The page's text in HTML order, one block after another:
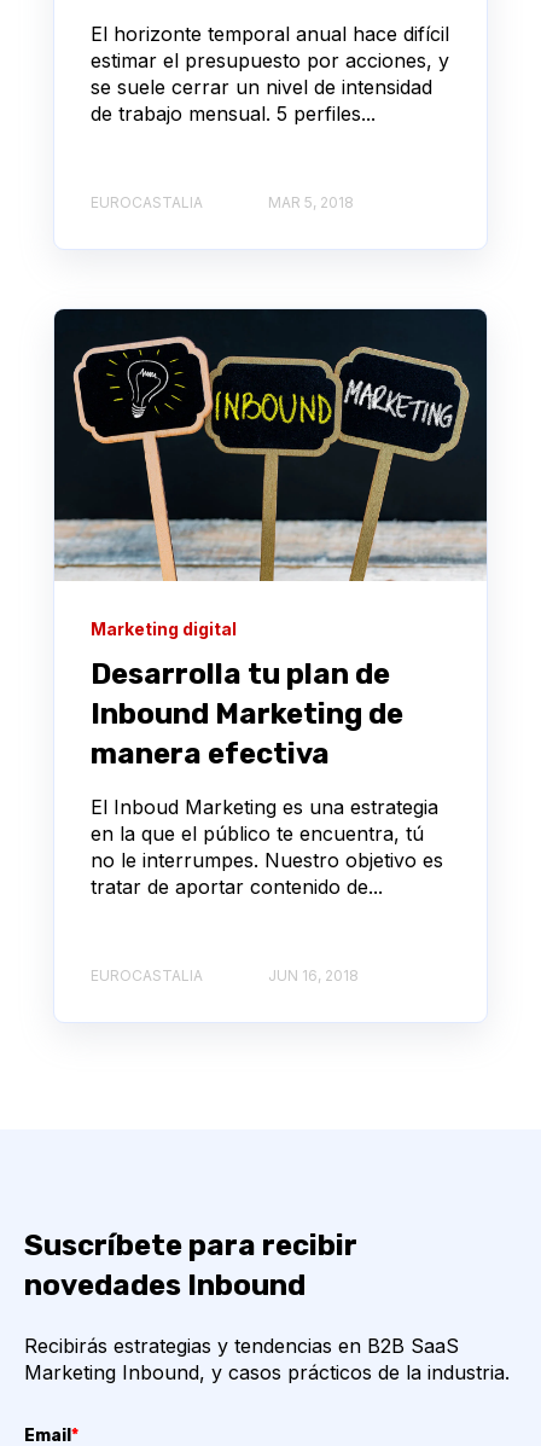
El horizonte temporal anual hace difícil
estimar el presupuesto por acciones, y
se suele cerrar un nivel de intensidad
de trabajo mensual. 5 perfiles...
EUROCASTALIA MAR 5, 2018
Marketing digital
Desarrolla tu plan de
Inbound Marketing de
manera efectiva
El Inboud Marketing es una estrategia
en la que el público te encuentra, tú
no le interrumpes. Nuestro objetivo es
tratar de aportar contenido de...
EUROCASTALIA JUN 16, 2018
Suscríbete para recibir
novedades Inbound
Recibirás estrategias y tendencias en B2B SaaS
Marketing Inbound, y casos prácticos de la industria.
Email *